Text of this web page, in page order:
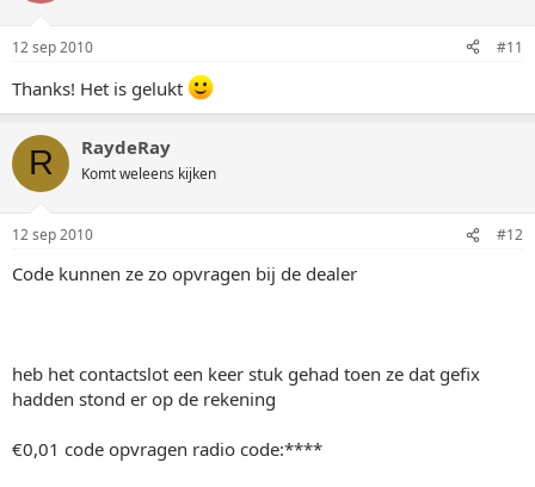
12 sep 2010 #11
Thanks! Het is gelukt
R RaydeRay
Komt weleens kijken
12 sep 2010 #12
Code kunnen ze zo opvragen bij de dealer
heb het contactslot een keer stuk gehad toen ze dat gefix
hadden stond er op de rekening
€0,01 code opvragen radio code:****